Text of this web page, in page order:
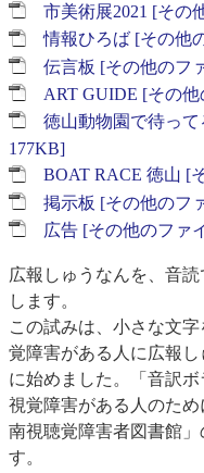
市美術展2021 [その
情報ひろば [その他
伝言板 [その他のフ
ART GUIDE [その
徳山動物園で待っ
177KB]
BOAT RACE 徳山 [
掲示板 [その他のフ
広告 [その他のファ
広報しゅうなんを、音
します。
この試みは、小さな文
覚障害がある人に広報
に始めました。「音訳ボ
視覚障害がある人のた
南視聴覚障害者図書館
す。